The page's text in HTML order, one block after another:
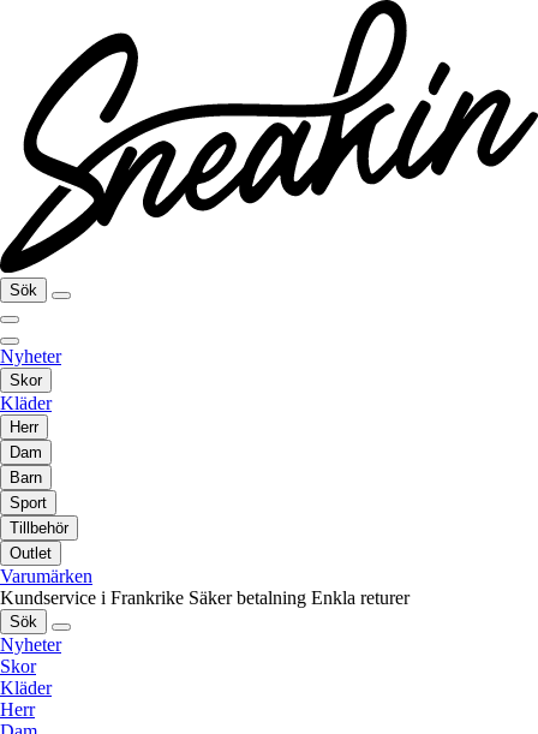
Sök
Nyheter
Skor
Kläder
Herr
Dam
Barn
Sport
Tillbehör
Outlet
Varumärken
Kundservice i Frankrike Säker betalning Enkla returer
Sök
Nyheter
Skor
Kläder
Herr